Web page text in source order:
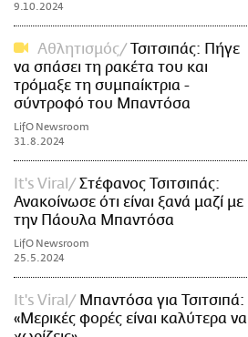
9.10.2024
Αθλητισμός
Τσιτσιπάς: Πήγε
να σπάσει τη ρακέτα του και
τρόμαξε τη συμπαίκτρια -
σύντροφό του Μπαντόσα
LifO Newsroom
31.8.2024
It's Viral
Στέφανος Τσιτσιπάς:
Ανακοίνωσε ότι είναι ξανά μαζί με
την Πάουλα Μπαντόσα
LifO Newsroom
25.5.2024
It's Viral
Μπαντόσα για Τσιτσιπά:
«Μερικές φορές είναι καλύτερα να